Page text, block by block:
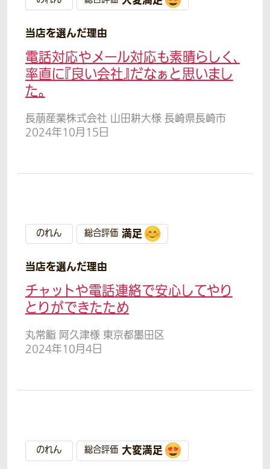
当店を選んだ理由
電話対応やメール対応も素晴らしく、
率直に『良い会社』だなぁと思いまし
た。
長萠産業株式会社 山田耕大様 長崎県長崎市
2024年10月15日
のれん 総合評価 満足
当店を選んだ理由
チャットや電話連絡で安心してやり
とりができたため
丸常鮨 阿久津様 東京都墨田区
2024年10月4日
のれん 総合評価 大変満足